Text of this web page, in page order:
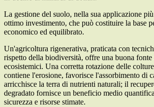
La gestione del suolo, nella sua applicazione
ottimo investimento, che può costituire la base
economico ed equilibrato.
Un'agricoltura rigenerativa, praticata con
rispetto della biodiversità, offre una buona
ecosistemici. Una corretta rotazione delle
contiene l'erosione, favorisce l'assorbimento di
arricchisce la terra di nutrienti naturali; il
degradato fornisce un beneficio medio
sicurezza e risorse stimate.